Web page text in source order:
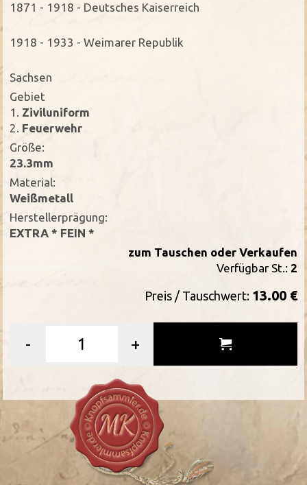
1871 - 1918 - Deutsches Kaiserreich
1918 - 1933 - Weimarer Republik
Sachsen
Gebiet
1. Ziviluniform
2. Feuerwehr
Größe:
23.3mm
Material:
Weißmetall
Herstellerprägung:
EXTRA * FEIN *
zum Tauschen oder Verkaufen
Verfügbar St.: 2
Preis / Tauschwert: 13.00 €
- +